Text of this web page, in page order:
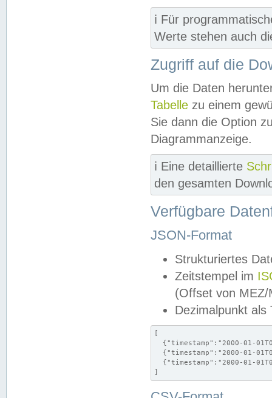
ℹ️ Für
Werte stehen auch
Zugriff auf die
Um die Daten
Tabelle zu einem
Sie dann die Option
Diagrammanzeige.
ℹ️ Eine detaillierte
den gesamten
Verfügbare
JSON-Format
Strukturiertes
Zeitstempel im
(Offset von MEZ/
Dezimalpunkt als
[
{"timestamp":"2000-01-
{"timestamp":"2000-01-
{"timestamp":"2000-01-
]